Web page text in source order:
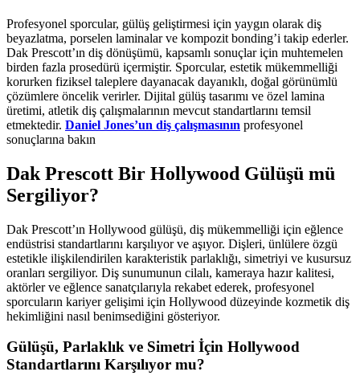
Profesyonel sporcular, gülüş geliştirmesi için yaygın olarak diş
beyazlatma, porselen laminalar ve kompozit bonding’i takip ederler.
Dak Prescott’ın diş dönüşümü, kapsamlı sonuçlar için muhtemelen
birden fazla prosedürü içermiştir. Sporcular, estetik mükemmelliği
korurken fiziksel taleplere dayanacak dayanıklı, doğal görünümlü
çözümlere öncelik verirler. Dijital gülüş tasarımı ve özel lamina
üretimi, atletik diş çalışmalarının mevcut standartlarını temsil
etmektedir. Daniel Jones’un diş çalışmasının profesyonel
sonuçlarına bakın
Dak Prescott Bir Hollywood Gülüşü mü
Sergiliyor?
Dak Prescott’ın Hollywood gülüşü, diş mükemmelliği için eğlence
endüstrisi standartlarını karşılıyor ve aşıyor. Dişleri, ünlülere özgü
estetikle ilişkilendirilen karakteristik parlaklığı, simetriyi ve kusursuz
oranları sergiliyor. Diş sunumunun cilalı, kameraya hazır kalitesi,
aktörler ve eğlence sanatçılarıyla rekabet ederek, profesyonel
sporcuların kariyer gelişimi için Hollywood düzeyinde kozmetik diş
hekimliğini nasıl benimsediğini gösteriyor.
Gülüşü, Parlaklık ve Simetri İçin Hollywood
Standartlarını Karşılıyor mu?